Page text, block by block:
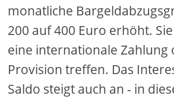
monatliche
200 auf 400 Euro erhöht.
eine internationale Zahlung
Provision treffen. Das
Saldo steigt auch an - in